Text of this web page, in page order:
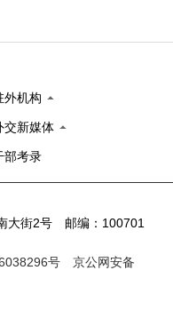
外机构
交新媒体
部考录
大街2号 邮编：100701
号
京公网安备